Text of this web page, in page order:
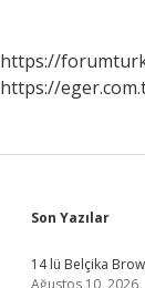
https://
https://
Son Yazılar
14 lü Belçika
Ağustos 10, 2026